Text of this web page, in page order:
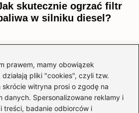
prawem, mamy obowiązek
pliki "cookies", czyli tzw.
witryna prosi o zgodę na
danych. Spersonalizowane reklamy i
treści, badanie odbiorców i
skutecznie ogrzać filtr
w silniku diesel?
warto kupować
diesla? Przewodnik dla
właścicieli